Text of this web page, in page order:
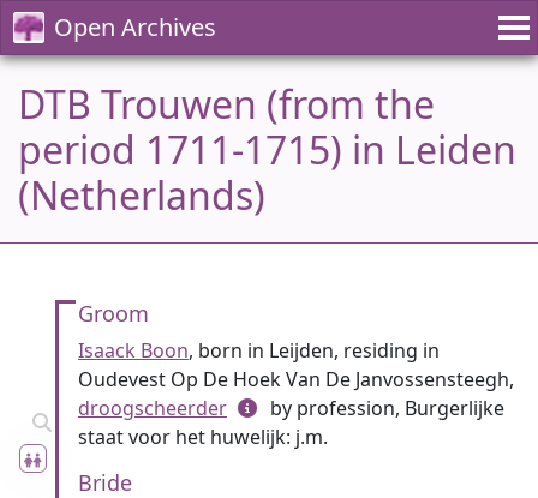
Open Archives
DTB Trouwen (from the
period 1711-1715) in Leiden
(Netherlands)
Groom
Isaack Boon, born in Leijden, residing in
Oudevest Op De Hoek Van De Janvossensteegh,
droogscheerder
by profession, Burgerlijke
staat voor het huwelijk: j.m.
Bride